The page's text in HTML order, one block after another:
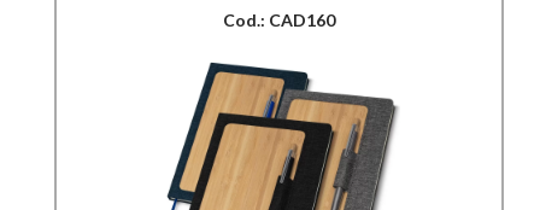
Cod.: CAD160